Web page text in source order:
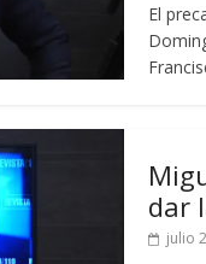
El
dar
julio